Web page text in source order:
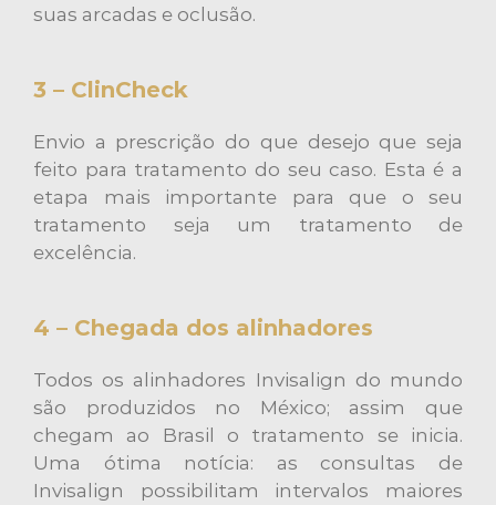
suas arcadas e oclusão.
3 – ClinCheck
Envio a prescrição do que desejo que seja
feito para tratamento do seu caso. Esta é a
etapa mais importante para que o seu
tratamento seja um tratamento de
excelência.
4 – Chegada dos alinhadores
Todos os alinhadores Invisalign do mundo
são produzidos no México; assim que
chegam ao Brasil o tratamento se inicia.
Uma ótima notícia: as consultas de
Invisalign possibilitam intervalos maiores